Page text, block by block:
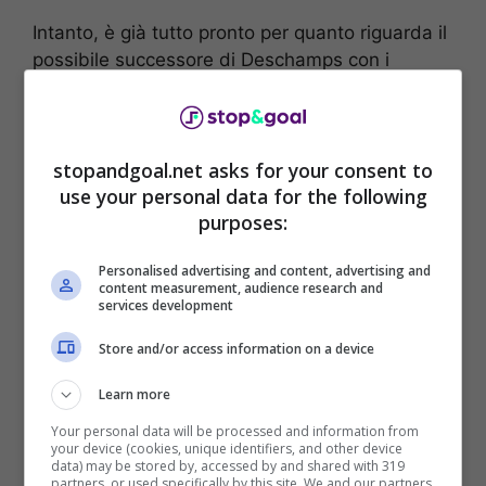
Intanto, è già tutto pronto per quanto riguarda il
possibile successore di Deschamps con i
prossimo ct della Francia Zidane
delle Nazionali più forti al mondo.
stopandgoal.net asks for your consent to
use your personal data for the following
purposes:
Personalised advertising and content, advertising and
content measurement, audience research and
services development
Store and/or access information on a device
Learn more
Your personal data will be processed and information from
your device (cookies, unique identifiers, and other device
data) may be stored by, accessed by and shared with 319